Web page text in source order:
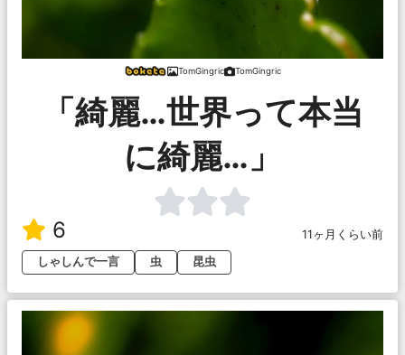
TomGingric TomGingric
「綺麗…世界って本当
に綺麗…」
6
11ヶ月くらい前
しゃしんで一言
虫 昆虫